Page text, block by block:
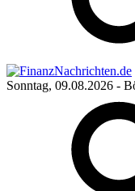
Sonntag, 09.08.2026 -